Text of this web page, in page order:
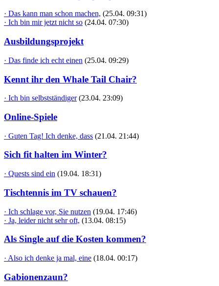
· Das kann man schon machen, (25.04. 09:31)
· Ich bin mir jetzt nicht so (24.04. 07:30)
Ausbildungsprojekt
· Das finde ich echt einen (25.04. 09:29)
Kennt ihr den Whale Tail Chair?
· Ich bin selbstständiger (23.04. 23:09)
Online-Spiele
· Guten Tag! Ich denke, dass (21.04. 21:44)
Sich fit halten im Winter?
· Quests sind ein (19.04. 18:31)
Tischtennis im TV schauen?
· Ich schlage vor, Sie nutzen (19.04. 17:46)
· Ja, leider nicht sehr oft, (13.04. 08:15)
Als Single auf die Kosten kommen?
· Also ich denke ja mal, eine (18.04. 00:17)
Gabionenzaun?